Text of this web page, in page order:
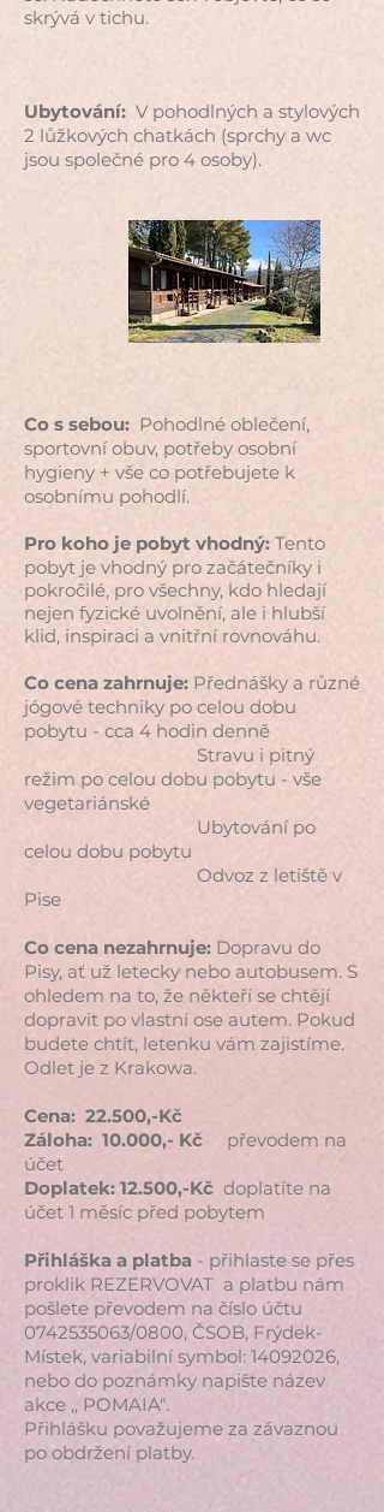
skrývá v tichu.
Ubytování: V pohodlných a stylových
2 lůžkových chatkách (sprchy a wc
jsou společné pro 4 osoby).
Co s sebou: Pohodlné oblečení,
sportovní obuv, potřeby osobní
hygieny + vše co potřebujete k
osobnímu pohodlí.​
Pro koho je pobyt vhodný: Tento
pobyt je vhodný pro začátečníky i
pokročilé, pro všechny, kdo hledají
nejen fyzické uvolnění, ale i hlubší
klid, inspiraci a vnitřní rovnováhu.
Co cena zahrnuje: Přednášky a různé
jógové techniky po celou dobu
pobytu - cca 4 hodin denně
Stravu i pitný
režim po celou dobu pobytu - vše
vegetariánské
Ubytování po
celou dobu pobytu
Odvoz z letiště v
Pise
Co cena nezahrnuje: Dopravu do
Pisy, ať už letecky nebo autobusem. S
ohledem na to, že někteří se chtějí
dopravit po vlastní ose autem. Pokud
budete chtít, letenku vám zajistíme.
Odlet je z Krakowa.
Cena: 22.500,-Kč
Záloha: 10.000,- Kč převodem na
účet
Doplatek: 12.500,-Kč doplatíte na
účet 1 měsíc před pobytem
Přihláška a platba - přihlaste se přes
proklik REZERVOVAT a platbu nám
pošlete převodem na číslo účtu
0742535063/0800, ČSOB, Frýdek-
Místek, variabilní symbol: 14092026,
nebo do poznámky napište název
akce ,, POMAIA".
Přihlášku považujeme za závaznou
po obdržení platby.